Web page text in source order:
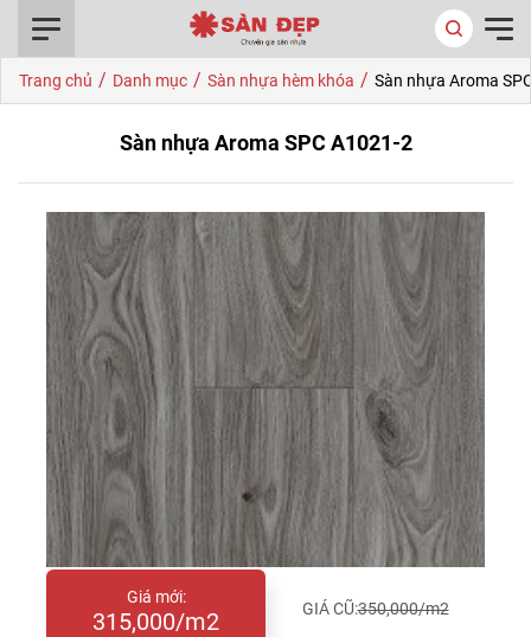
Trang chủ / Danh mục / Sàn nhựa hèm khóa / Sàn nhựa Aroma
Sàn nhựa Aroma SPC A1021-2
Giá mới:
315,000/m2 GIÁ CŨ:350,000/m2